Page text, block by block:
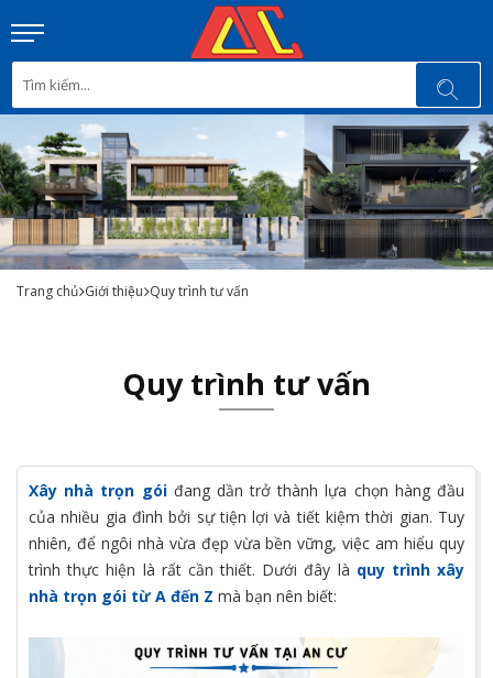
Trang chủ Giới thiệu Quy trình tư vấn
Quy trình tư vấn
Xây nhà trọn góiđang dần trở thành lựa chọn hàng đầu
của nhiều gia đình bởi sự tiện lợi và tiết kiệm thời gian. Tuy
nhiên, để ngôi nhà vừa đẹp vừa bền vững, việc am hiểu quy
trình thực hiện là rất cần thiết. Dưới đây là quy trình xây
nhà trọn gói từ A đến Z mà bạn nên biết: